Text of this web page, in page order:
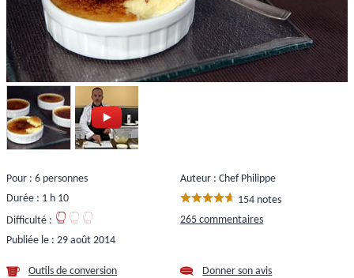
Pour : 6 personnes
Durée : 1 h 10
Difficulté :
Publiée le : 29 août 2014
Auteur : Chef Philippe
154 notes
265 commentaires
Outils de conversion
Donner son avis